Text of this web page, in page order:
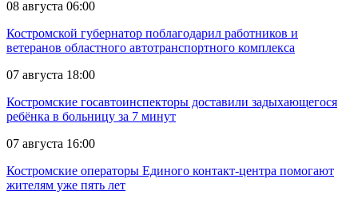
08 августа 06:00
Костромской губернатор поблагодарил работников и
ветеранов областного автотранспортного комплекса
07 августа 18:00
Костромские госавтоинспекторы доставили задыхающегося
ребёнка в больницу за 7 минут
07 августа 16:00
Костромские операторы Единого контакт-центра помогают
жителям уже пять лет